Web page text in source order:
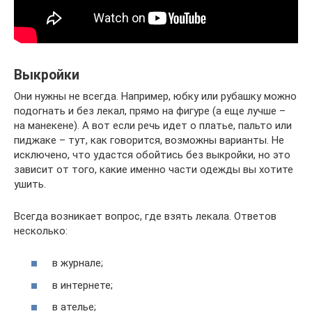
Выкройки
Они нужны не всегда. Например, юбку или рубашку можно
подогнать и без лекал, прямо на фигуре (а еще лучше –
на манекене). А вот если речь идет о платье, пальто или
пиджаке – тут, как говорится, возможны варианты. Не
исключено, что удастся обойтись без выкройки, но это
зависит от того, какие именно части одежды вы хотите
ушить.
Всегда возникает вопрос, где взять лекала. Ответов
несколько:
в журнале;
в интернете;
в ателье;